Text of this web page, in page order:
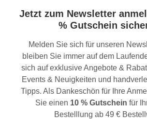
Jetzt zum Newsletter
% Gutschein
Melden Sie sich für unseren
bleiben Sie immer auf dem
sich auf exklusive Angebote &
Events & Neuigkeiten und
Tipps. Als Dankeschön für Ihre
Sie einen 10 % Gutschein für
Bestelllung ab 49 €